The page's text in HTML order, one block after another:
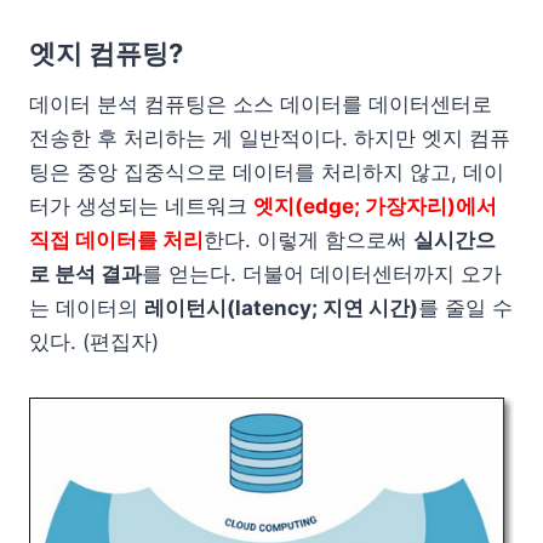
엣지 컴퓨팅?
데이터 분석 컴퓨팅은 소스 데이터를 데이터센터로
전송한 후 처리하는 게 일반적이다. 하지만 엣지 컴퓨
팅은 중앙 집중식으로 데이터를 처리하지 않고, 데이
터가 생성되는 네트워크 엣지(edge; 가장자리)에서
직접 데이터를 처리 한다. 이렇게 함으로써 실시간으
로 분석 결과를 얻는다. 더불어 데이터센터까지 오가
는 데이터의 레이턴시(latency; 지연 시간)를 줄일 수
있다. (편집자)